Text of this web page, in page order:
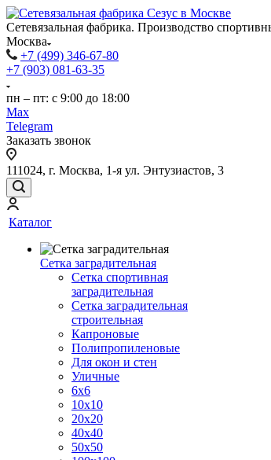
Сетевязальная фабрика. Производство
Москва
+7 (499) 346-67-80
+7 (903) 081-63-35
пн – пт: с 9:00 до 18:00
Max
Telegram
Заказать звонок
111024, г. Москва, 1-я ул. Энтузиастов, 3
Каталог
Сетка заградительная
Сетка спортивная
заградительная
Сетка заградительная
строительная
Капроновые
Полипропиленовые
Для окон и стен
Уличные
6х6
10х10
20х20
40х40
50х50